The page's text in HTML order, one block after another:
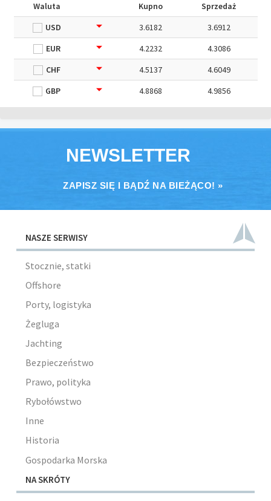
Waluta Kupno
Sprzedaż
USD
3.6182
3.6912
EUR
4.2232
4.3086
CHF
4.5137
4.6049
GBP
4.8868 4.9856
NEWSLETTER
ZAPISZ SIĘ I BĄDŹ NA BIEŻĄCO! »
NASZE SERWISY
Stocznie, statki
Offshore
Porty, logistyka
Żegluga
Jachting
Bezpieczeństwo
Prawo, polityka
Rybołówstwo
Inne
Historia
Gospodarka Morska
NA SKRÓTY